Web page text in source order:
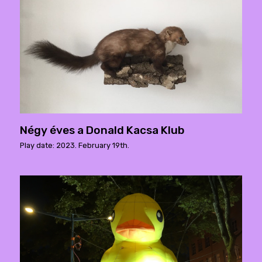
Négy éves a Donald Kacsa Klub
Play date: 2023. February 19th.